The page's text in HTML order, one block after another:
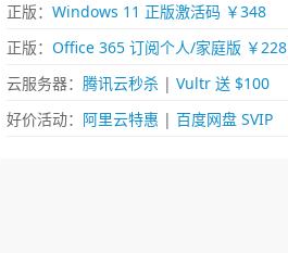
正版： Windows 11 正版激活码 ￥348
正版： Office 365 订阅个人/家庭版 ￥228
云服务器： 腾讯云秒杀| Vultr 送 $100
好价活动： 阿里云特惠 | 百度网盘 SVIP